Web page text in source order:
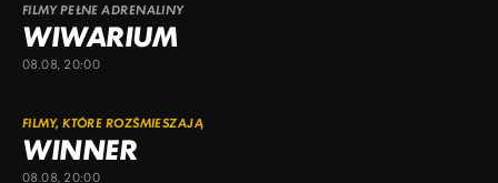
FILMY PEŁNE ADRENALINY
WIWARIUM
08.08, 20:00
FILMY, KTÓRE ROZŚMIESZAJĄ
WINNER
08.08, 20:00